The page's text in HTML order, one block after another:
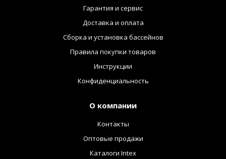
Гарантия и сервис
Доставка и оплата
Сборка и установка бассейнов
Правила покупки товаров
Инструкции
Конфиденциальность
О компании
Контакты
Оптовые продажи
Каталоги Intex